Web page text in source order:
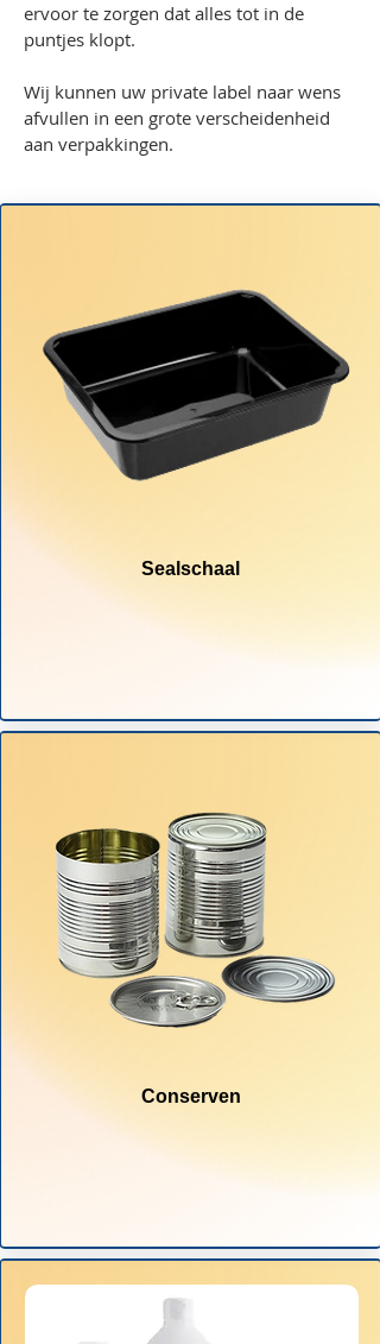
ervoor te zorgen dat alles tot in de
puntjes klopt.
Wij kunnen uw private label naar wens
afvullen in een grote verscheidenheid
aan verpakkingen.
Sealschaal
Conserven